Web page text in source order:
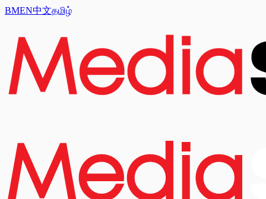
BMEN中文தமிழ்